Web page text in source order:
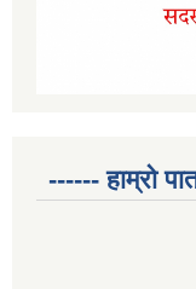
------ हाम्रो